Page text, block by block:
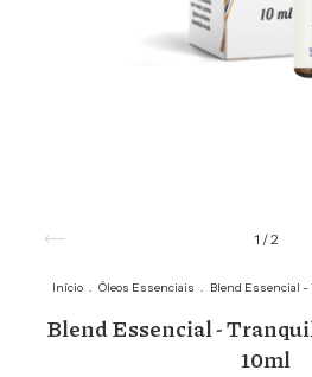
1 /2
Início . Óleos Essenciais . Blend Essencial -
Blend Essencial -
10ml